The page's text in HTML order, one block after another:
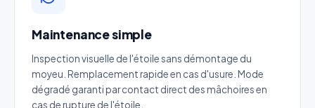
Maintenance simple
Inspection visuelle de l'étoile sans démontage du
moyeu. Remplacement rapide en cas d'usure. Mode
dégradé garanti par contact direct des mâchoires en
cas de rupture de l'étoile.
Téléphone*
Catégorie